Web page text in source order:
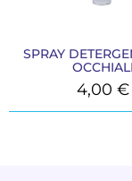
SPRAY
OCCHIALI
4,00€